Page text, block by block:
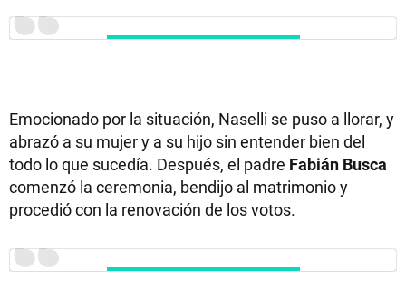
Emocionado por la situación, Naselli se puso a llorar, y
abrazó a su mujer y a su hijo sin entender bien del
todo lo que sucedía. Después, el padre Fabián Busca
comenzó la ceremonia, bendijo al matrimonio y
procedió con la renovación de los votos.